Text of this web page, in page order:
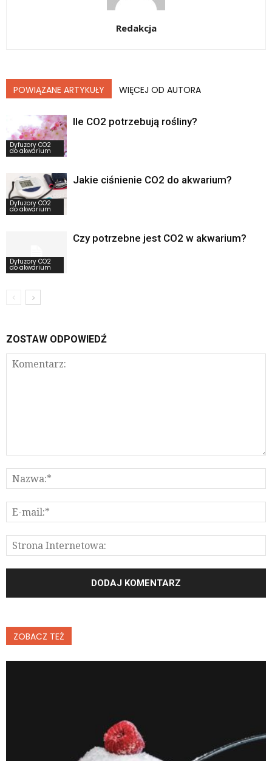
Redakcja
POWIĄZANE ARTYKUŁY WIĘCEJ OD AUTORA
Dyfuzory CO2
do akwarium
Ile CO2 potrzebują rośliny?
Dyfuzory CO2
do akwarium
Jakie ciśnienie CO2 do akwarium?
Dyfuzory CO2
do akwarium
Czy potrzebne jest CO2 w akwarium?
ZOSTAW ODPOWIEDŹ
ZOBACZ TEŻ